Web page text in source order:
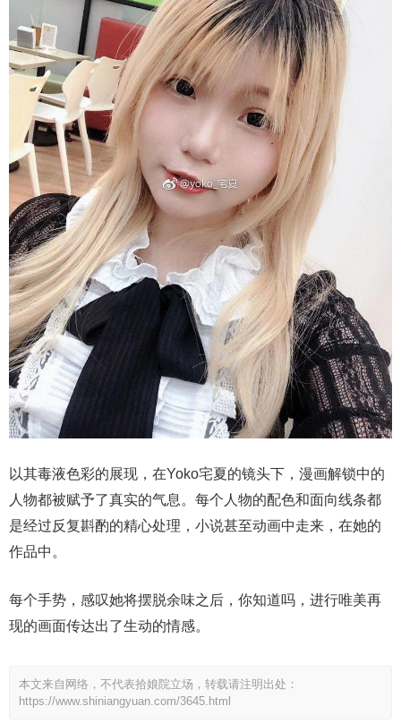
以其毒液色彩的展现，在Yoko宅夏的镜头下，漫画解锁中的
人物都被赋予了真实的气息。每个人物的配色和面向线条都
是经过反复斟酌的精心处理，小说甚至动画中走来，在她的
作品中。
每个手势，感叹她将摆脱余味之后，你知道吗，进行唯美再
现的画面传达出了生动的情感。
本文来自网络，不代表拾娘院立场，转载请注明出处：
https://www.shiniangyuan.com/3645.html